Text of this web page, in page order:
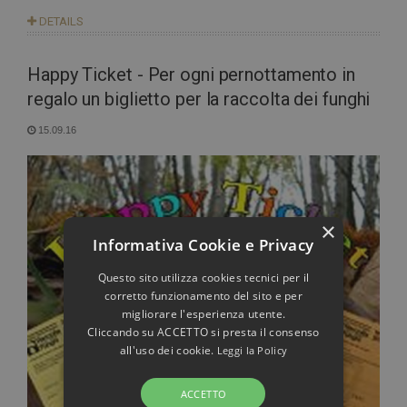
DETAILS
Happy Ticket - Per ogni pernottamento in
regalo un biglietto per la raccolta dei funghi
15.09.16
×
Informativa Cookie e Privacy
Questo sito utilizza cookies tecnici per il
corretto funzionamento del sito e per
migliorare l'esperienza utente.
Cliccando su ACCETTO si presta il consenso
all'uso dei cookie. Leggi la Policy
ACCETTO